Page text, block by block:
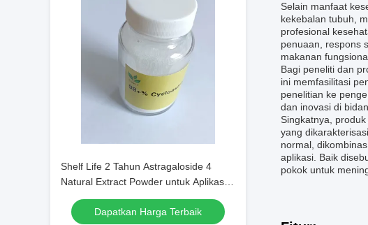
Shelf Life 2 Tahun Astragaloside 4
Natural Extract Powder untuk Aplikasi
Farmasi dan Formulasi Nutraceutical
Dapatkan Harga Terbaik
Selain manfaat
kekebalan tubuh,
profesional
penuaan, respons
makanan
Bagi peneliti dan
ini memfasilitasi
penelitian ke
dan inovasi di
Singkatnya,
yang
normal,
aplikasi. Baik
pokok untuk